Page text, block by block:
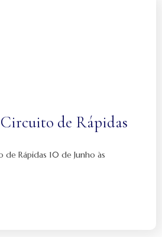
Circuito de Rápidas
de Rápidas 10 de Junho às